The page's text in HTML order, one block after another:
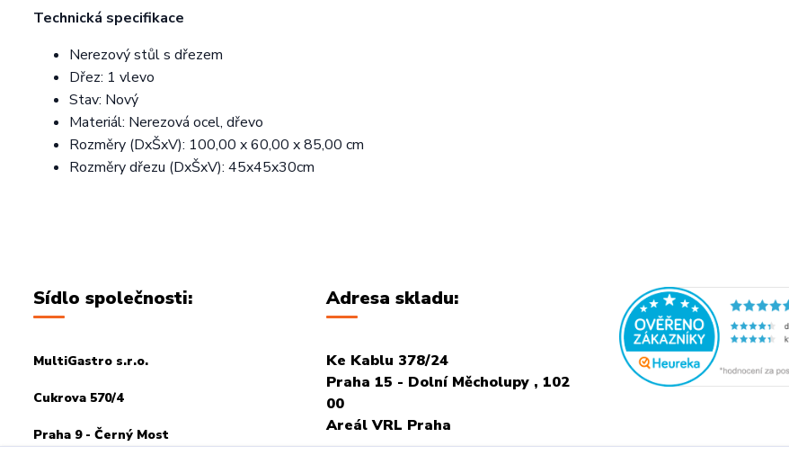
Technická specifikace
Nerezový stůl s dřezem
Dřez: 1 vlevo
Stav: Nový
Materiál: Nerezová ocel, dřevo
Rozměry (DxŠxV): 100,00 x 60,00 x 85,00 cm
Rozměry dřezu (DxŠxV): 45x45x30cm
Sídlo společnosti:
MultiGastro s.r.o.
Cukrova 570/4
Praha 9 - Černý Most
Adresa skladu:
Ke Kablu 378/24
Praha 15 - Dolní Měcholupy , 102
00
Areál VRL Praha